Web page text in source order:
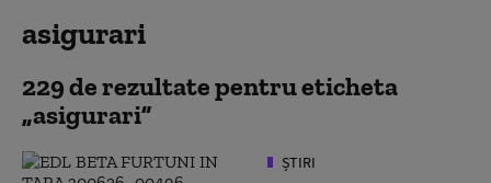
asigurari
229 de rezultate pentru eticheta
asigurari
ȘTIRI